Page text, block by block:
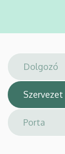
hely